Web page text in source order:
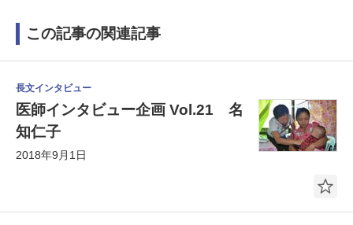
この記事の関連記事
長文インタビュー
医師インタビュー企画 Vol.21 名
知仁子
2018年9月1日